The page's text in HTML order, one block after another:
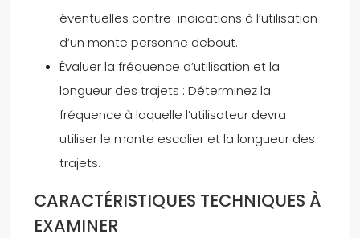
éventuelles contre-indications à l’utilisation
d’un monte personne debout.
Évaluer la fréquence d’utilisation et la
longueur des trajets : Déterminez la
fréquence à laquelle l’utilisateur devra
utiliser le monte escalier et la longueur des
trajets.
CARACTÉRISTIQUES TECHNIQUES À
EXAMINER